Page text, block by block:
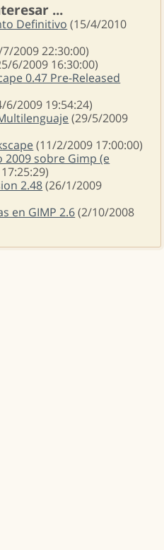
...
Definitivo (15/4/2010
2009 22:30:00)
6/2009 16:30:00)
0.47 Pre-Released
6/2009 19:54:24)
(29/5/2009
(11/2/2009 17:00:00)
2009 sobre Gimp (e
2.48(26/1/2009
en GIMP 2.6(2/10/2008